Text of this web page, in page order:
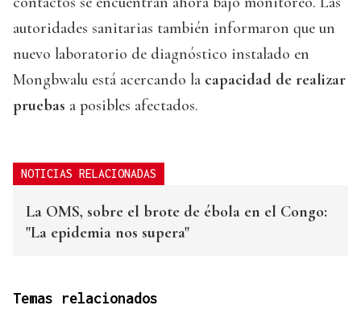
autoridades sanitarias también informaron que un
nuevo laboratorio de diagnóstico instalado en
Mongbwalu está acercando la capacidad de realizar
pruebas a posibles afectados.
NOTICIAS RELACIONADAS
La OMS, sobre el brote de ébola en el Congo:
"La epidemia nos supera"
Temas relacionados